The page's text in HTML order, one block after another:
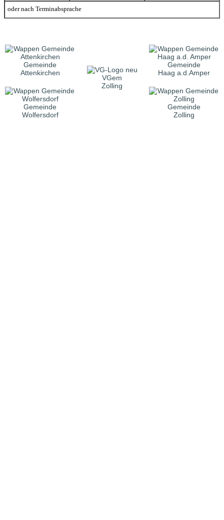
oder nach Terminabsprache
Gemeinde
Attenkirchen
VGem
Zolling
Gemeinde
Haag a.d.Amper
Gemeinde
Wolfersdorf
Gemeinde
Zolling